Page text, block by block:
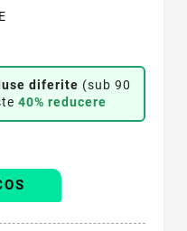
diferite (sub 90
40% reducere